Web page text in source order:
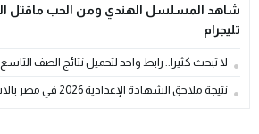
شاهد المسلسل الهندي ومن الحب ماقتل
تليجرام
لا تبحث كثيرا.. رابط واحد لتحميل نتائج الصف التاسع
نتيجة ملاحق الشهادة الإعدادية 2026 في مصر بالاسم ورقم الجلوس